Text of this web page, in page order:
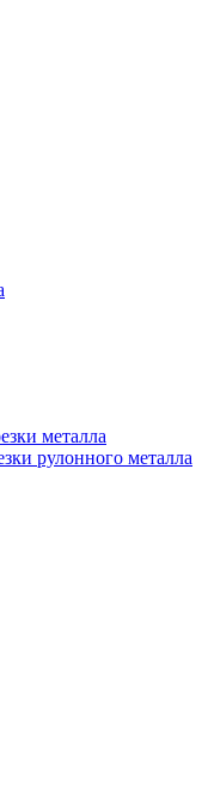
металла
рулонного металла